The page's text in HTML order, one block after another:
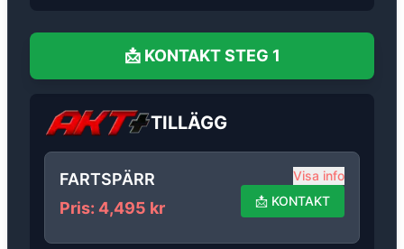
📩 KONTAKT STEG 1
TILLÄGG
FARTSPÄRR
Pris: 4,495 kr
Visa info
📩 KONTAKT